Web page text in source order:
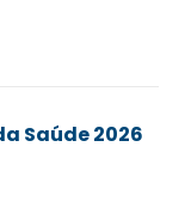
Saúde 2026